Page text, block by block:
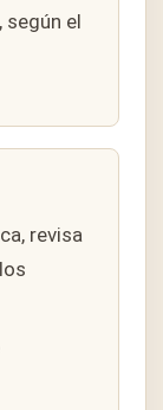
según el
revisa